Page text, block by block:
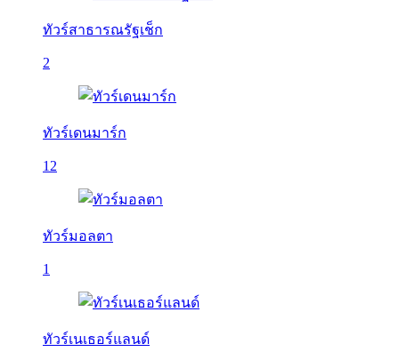
ทัวร์สาธารณรัฐเช็ก
2
ทัวร์เดนมาร์ก
12
ทัวร์มอลตา
1
ทัวร์เนเธอร์แลนด์